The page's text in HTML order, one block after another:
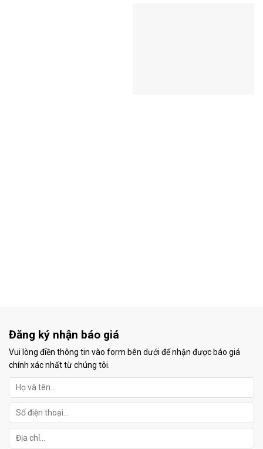
Đăng ký nhận báo giá
Vui lòng điền thông tin vào form bên dưới để nhận được báo giá
chính xác nhất từ chúng tôi.